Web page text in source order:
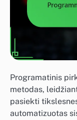
Programatinis
metodas,
pasiekti
automatizuotas